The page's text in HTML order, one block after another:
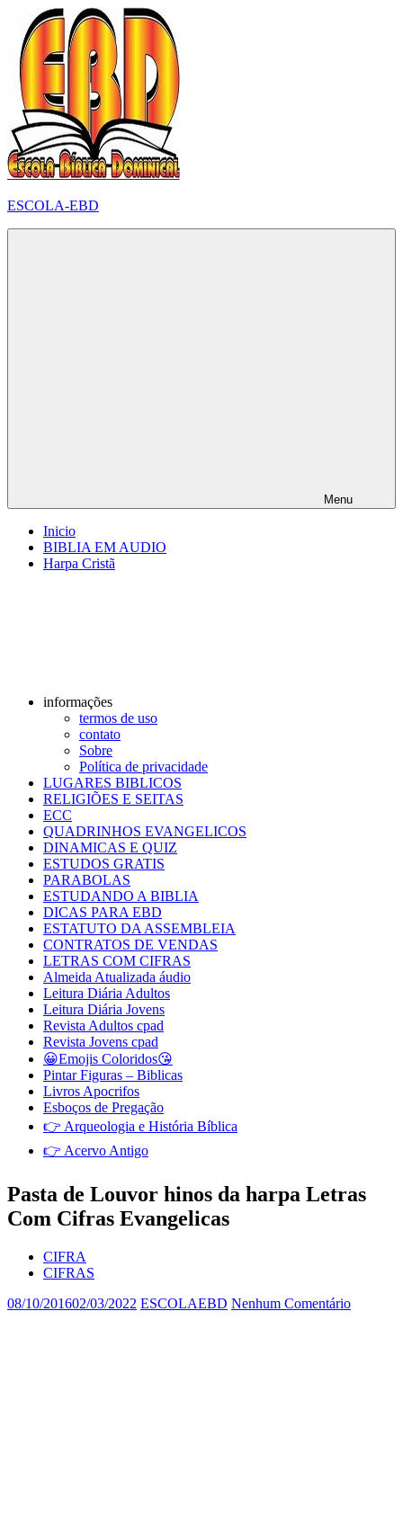
para
conteúdo
ESCOLA-EBD
Menu
Inicio
BIBLIA EM AUDIO
Harpa Cristã
informações
termos de uso
contato
Sobre
Política de privacidade
LUGARES BIBLICOS
RELIGIÕES E SEITAS
ECC
QUADRINHOS EVANGELICOS
DINAMICAS E QUIZ
ESTUDOS GRATIS
PARABOLAS
ESTUDANDO A BIBLIA
DICAS PARA EBD
ESTATUTO DA ASSEMBLEIA
CONTRATOS DE VENDAS
LETRAS COM CIFRAS
Almeida Atualizada áudio
Leitura Diária Adultos
Leitura Diária Jovens
Revista Adultos cpad
Revista Jovens cpad
😀Emojis Coloridos😘
Pintar Figuras – Biblicas
Livros Apocrifos
Esboços de Pregação
👉 Arqueologia e História Bíblica
👉 Acervo Antigo
Pasta de Louvor hinos da harpa Letras
Com Cifras Evangelicas
CIFRA
CIFRAS
08/10/201602/03/2022 ESCOLAEBD Nenhum Comentário